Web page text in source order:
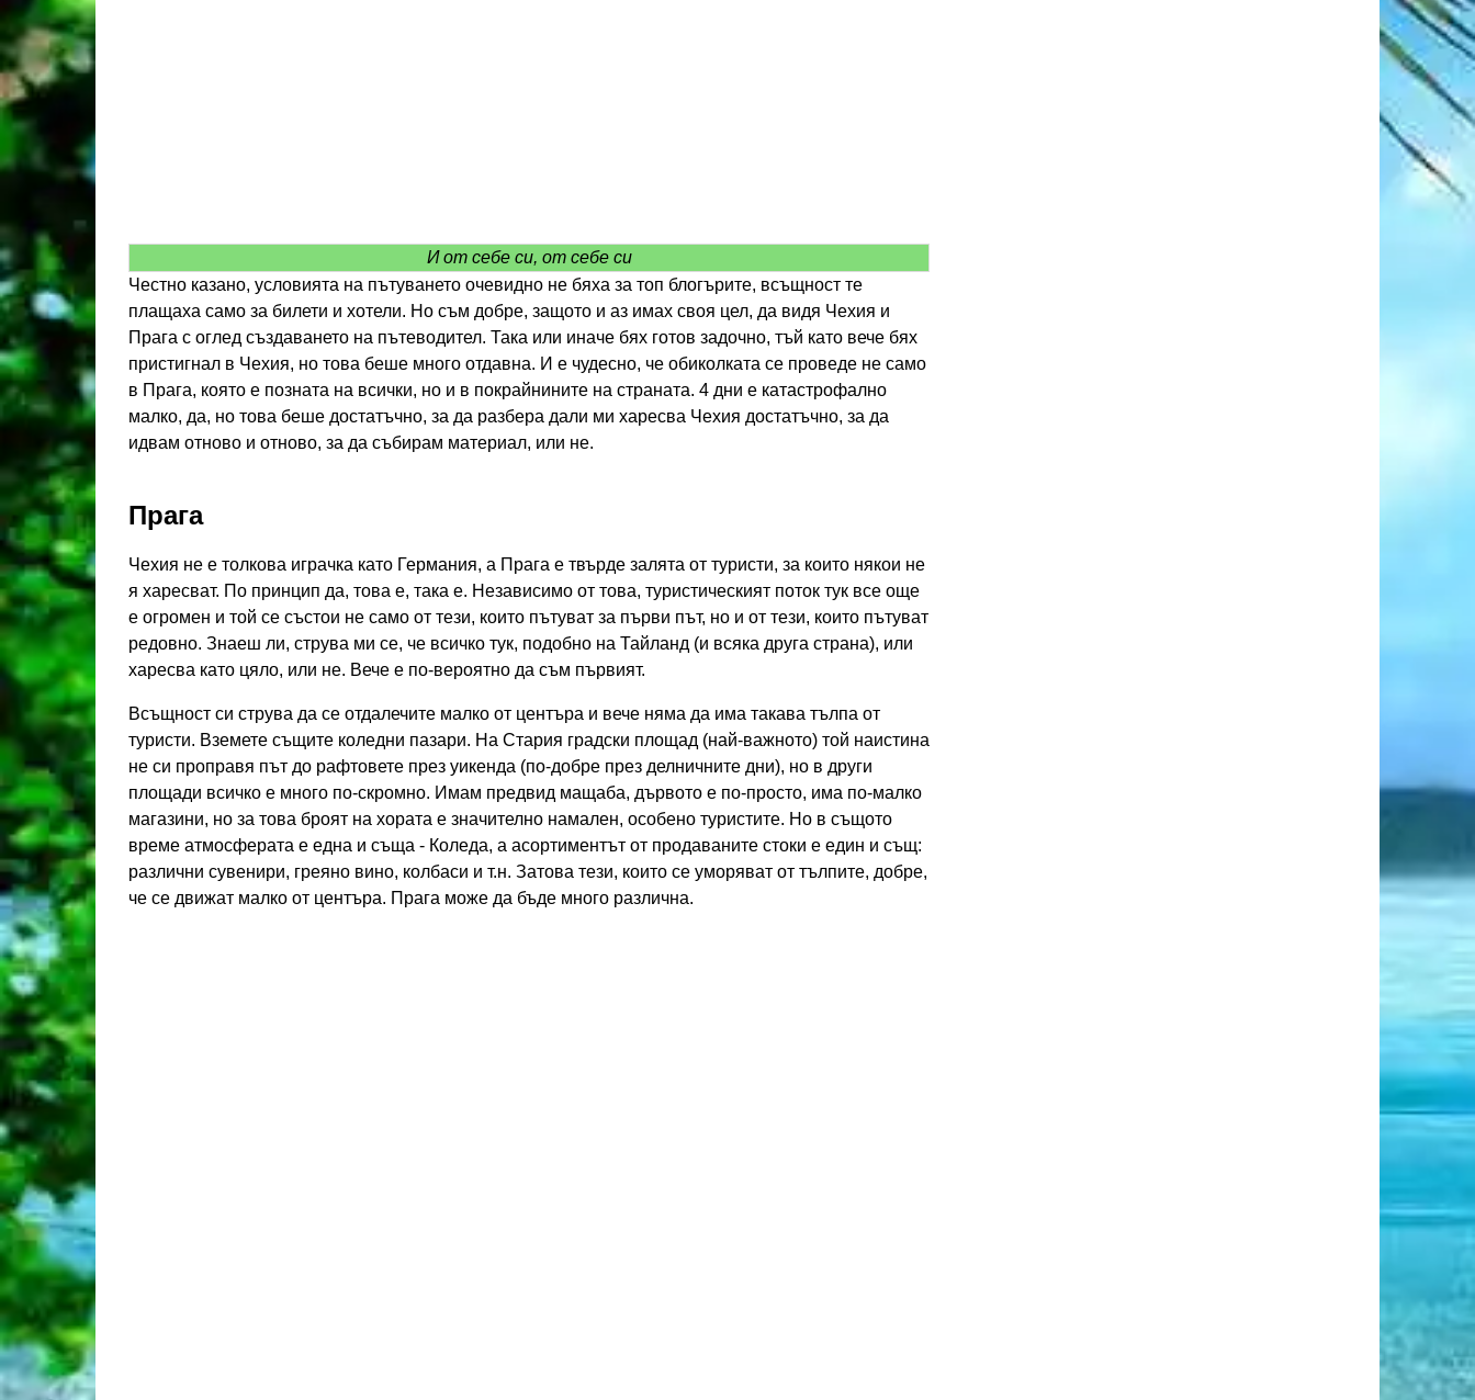
И от себе си, от себе си
Честно казано, условията на пътуването очевидно не бяха за топ блогърите, всъщност те
плащаха само за билети и хотели. Но съм добре, защото и аз имах своя цел, да видя Чехия и
Прага с оглед създаването на пътеводител. Така или иначе бях готов задочно, тъй като вече бях
пристигнал в Чехия, но това беше много отдавна. И е чудесно, че обиколката се проведе не само
в Прага, която е позната на всички, но и в покрайнините на страната. 4 дни е катастрофално
малко, да, но това беше достатъчно, за да разбера дали ми харесва Чехия достатъчно, за да
идвам отново и отново, за да събирам материал, или не.
Прага
Чехия не е толкова играчка като Германия, а Прага е твърде залята от туристи, за които някои не
я харесват. По принцип да, това е, така е. Независимо от това, туристическият поток тук все още
е огромен и той се състои не само от тези, които пътуват за първи път, но и от тези, които пътуват
редовно. Знаеш ли, струва ми се, че всичко тук, подобно на Тайланд (и всяка друга страна), или
харесва като цяло, или не. Вече е по-вероятно да съм първият.
Всъщност си струва да се отдалечите малко от центъра и вече няма да има такава тълпа от
туристи. Вземете същите коледни пазари. На Стария градски площад (най-важното) той наистина
не си проправя път до рафтовете през уикенда (по-добре през делничните дни), но в други
площади всичко е много по-скромно. Имам предвид мащаба, дървото е по-просто, има по-малко
магазини, но за това броят на хората е значително намален, особено туристите. Но в същото
време атмосферата е една и съща - Коледа, а асортиментът от продаваните стоки е един и същ:
различни сувенири, греяно вино, колбаси и т.н. Затова тези, които се уморяват от тълпите, добре,
че се движат малко от центъра. Прага може да бъде много различна.